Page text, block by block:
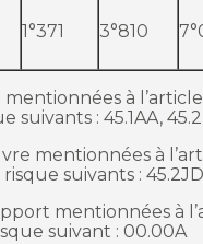
1°371 3°810
à
: 45.1AA,
mentionnées à
suivants : 45.2JD,
mentionnées à
suivant : 00.00A